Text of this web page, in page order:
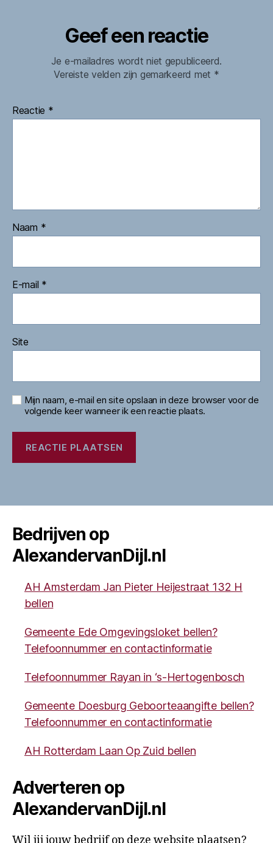
Geef een reactie
Je e-mailadres wordt niet gepubliceerd.
Vereiste velden zijn gemarkeerd met *
Reactie *
Naam *
E-mail *
Site
Mijn naam, e-mail en site opslaan in deze browser voor de
volgende keer wanneer ik een reactie plaats.
Bedrijven op
AlexandervanDijl.nl
AH Amsterdam Jan Pieter Heijestraat 132 H
bellen
Gemeente Ede Omgevingsloket bellen?
Telefoonnummer en contactinformatie
Telefoonnummer Rayan in ‘s-Hertogenbosch
Gemeente Doesburg Geboorteaangifte bellen?
Telefoonnummer en contactinformatie
AH Rotterdam Laan Op Zuid bellen
Adverteren op
AlexandervanDijl.nl